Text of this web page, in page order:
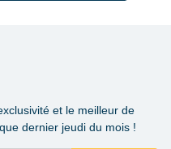
et le meilleur de
dernier jeudi du mois !